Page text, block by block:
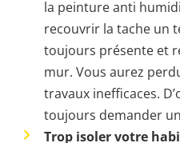
la peinture anti
recouvrir la tache un
toujours présente et
mur. Vous aurez
travaux inefficaces.
toujours demander
Trop isoler votre